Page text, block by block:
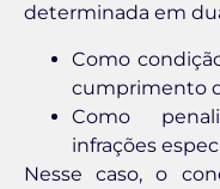
determinada em
Como
cumprimento
Como
infrações
Nesse caso, o